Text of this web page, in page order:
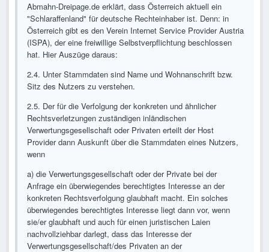
Abmahn-Dreipage.de erklärt, dass Österreich aktuell ein
"Schlaraffenland" für deutsche Rechteinhaber ist. Denn: in
Österreich gibt es den Verein Internet Service Provider Austria
(ISPA), der eine freiwillige Selbstverpflichtung beschlossen
hat. Hier Auszüge daraus:
2.4. Unter Stammdaten sind Name und Wohnanschrift bzw.
Sitz des Nutzers zu verstehen.
2.5. Der für die Verfolgung der konkreten und ähnlicher
Rechtsverletzungen zuständigen inländischen
Verwertungsgesellschaft oder Privaten erteilt der Host
Provider dann Auskunft über die Stammdaten eines Nutzers,
wenn
a) die Verwertungsgesellschaft oder der Private bei der
Anfrage ein überwiegendes berechtigtes Interesse an der
konkreten Rechtsverfolgung glaubhaft macht. Ein solches
überwiegendes berechtigtes Interesse liegt dann vor, wenn
sie/er glaubhaft und auch für einen juristischen Laien
nachvollziehbar darlegt, dass das Interesse der
Verwertungsgesellschaft/des Privaten an der